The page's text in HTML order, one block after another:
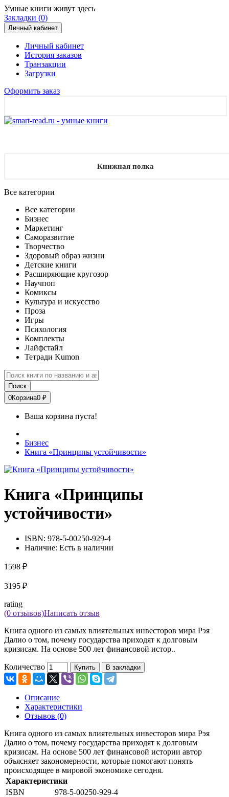
Умные книги живут здесь
Закладки (0)
Личный кабинет
Личный кабинет
История заказов
Транзакции
Загрузки
Оформить заказ
Книжная полка
Все категории
Все категории
Бизнес
Маркетинг
Саморазвитие
Творчество
Здоровый образ жизни
Детские книги
Расширяющие кругозор
Научпоп
Комиксы
Культура и искусство
Проза
Игры
Психология
Комплекты
Лайфстайл
Тетради Kumon
Поиск
0Корзина0 ₽
Ваша корзина пуста!
Бизнес
Книга «Принципы устойчивости»
Книга «Принципы
устойчивости»
ISBN: 978-5-00250-929-4
Наличие: Есть в наличии
1598 ₽
3195 ₽
rating
(0 отзывов)Написать отзыв
Книга одного из самых влиятельных инвесторов мира Рэя
Далио о том, почему государства приходят к долговым
кризисам. На основе 500 лет финансовой истор..
Количество Купить В закладки
Описание
Характеристики
Отзывов (0)
Книга одного из самых влиятельных инвесторов мира Рэя
Далио о том, почему государства приходят к долговым
кризисам. На основе 500 лет финансовой истории автор
объясняет закономерности, которые помогают понять
происходящее в мировой экономике сегодня.
Характеристики
ISBN
978-5-00250-929-4